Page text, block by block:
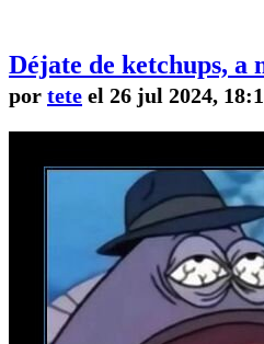
Déjate de ketchups, a
por tete el 26 jul 2024,